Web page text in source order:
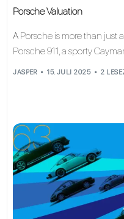
Porsche Valuation
A Porsche is more than just
Porsche 911, a sporty
JASPER 15. JULI 2025 2